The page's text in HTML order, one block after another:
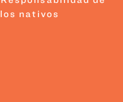
los nativos